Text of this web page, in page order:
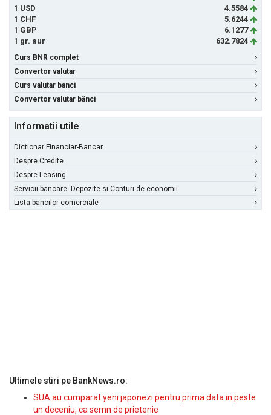
1 USD
4.5584
1 CHF
5.6244
1 GBP
6.1277
1 gr. aur
632.7824
Curs BNR complet
Convertor valutar
Curs valutar banci
Convertor valutar bănci
Informatii utile
Dictionar Financiar-Bancar
Despre Credite
Despre Leasing
Servicii bancare: Depozite si Conturi de economii
Lista bancilor comerciale
Ultimele stiri pe BankNews.ro:
SUA au cumparat yeni japonezi pentru prima data in peste
un deceniu, ca semn de prietenie